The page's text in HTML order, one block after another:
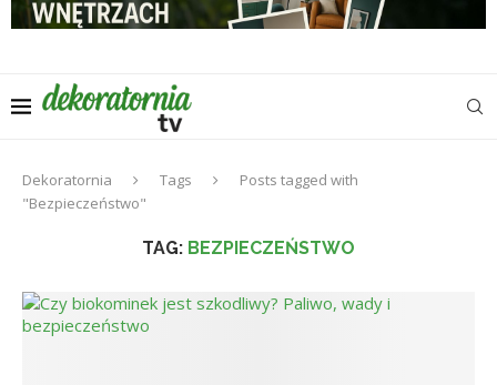
Dekoratornia Tags
Posts tagged with
"Bezpieczeństwo"
TAG: BEZPIECZEŃSTWO